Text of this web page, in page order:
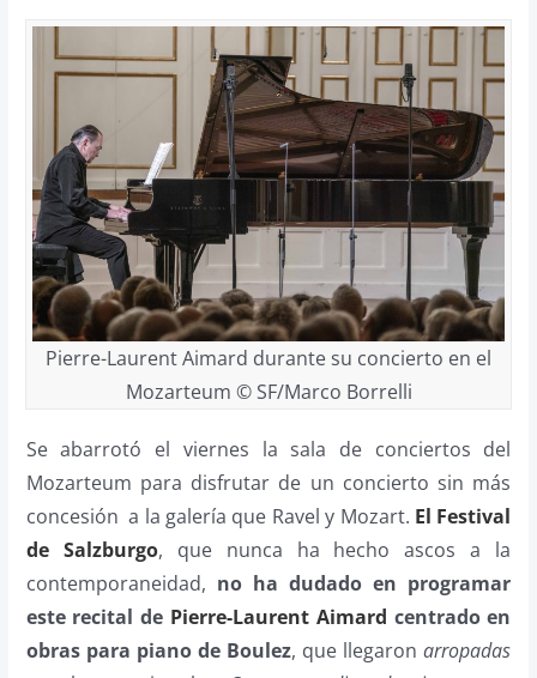
Pierre-Laurent Aimard durante su concierto en el
Mozarteum © SF/Marco Borrelli
Se abarrotó el viernes la sala de conciertos del
Mozarteum para disfrutar de un concierto sin más
concesión a la galería que Ravel y Mozart. El Festival
de Salzburgo, que nunca ha hecho ascos a la
contemporaneidad, no ha dudado en programar
este recital de Pierre-Laurent Aimard centrado en
obras para piano de Boulez, que llegaronarropadas